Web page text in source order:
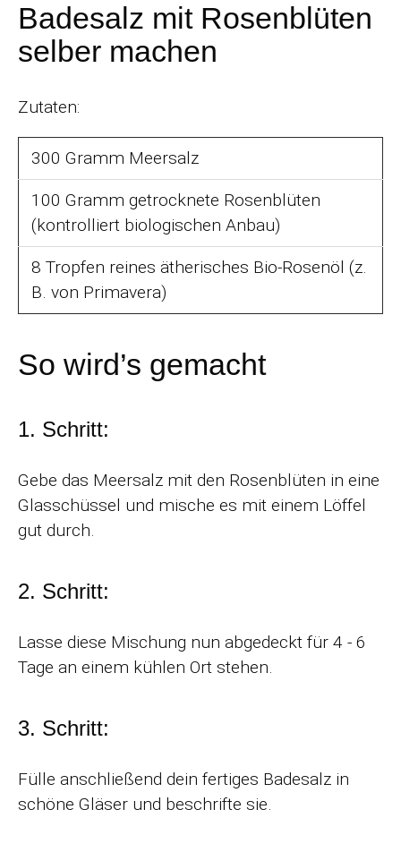
Badesalz mit Rosenblüten
selber machen
Zutaten:
300 Gramm Meersalz
100 Gramm getrocknete Rosenblüten
(kontrolliert biologischen Anbau)
8 Tropfen reines ätherisches Bio-Rosenöl (z.
B. von Primavera)
So wird’s gemacht
1. Schritt:
Gebe das Meersalz mit den Rosenblüten in eine
Glasschüssel und mische es mit einem Löffel
gut durch.
2. Schritt:
Lasse diese Mischung nun abgedeckt für 4 - 6
Tage an einem kühlen Ort stehen.
3. Schritt:
Fülle anschließend dein fertiges Badesalz in
schöne Gläser und beschrifte sie.